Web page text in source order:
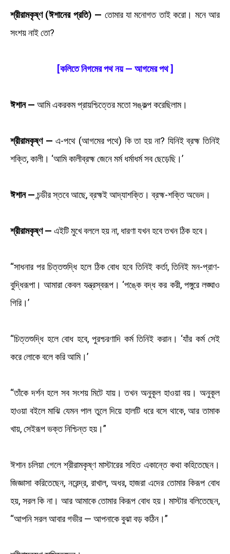
শ্রীরামকৃষ্ণ (ঈশানের প্রতি) — তোমার যা মনোগত তাই করো। মনে আর
সংশয় নাই তো?
[কলিতে নিগমের পথ নয় — আগমের পথ ]
ঈশান — আমি একরকম প্রায়শ্চিত্তের মতো সঙ্কল্প করেছিলাম।
শ্রীরামকৃষ্ণ —এ-পথে (আগমের পথে) কি তা হয় না? যিনিই ব্রহ্ম তিনিই
শক্তি, কালী। ‘আমি কালীব্রহ্ম জেনে মর্ম ধর্মাধর্ম সব ছেড়েছি।’
ঈশান — চন্ডীর স্তবে আছে, ব্রহ্মই আদ্যাশক্তি। ব্রহ্ম-শক্তি অভেদ।
শ্রীরামকৃষ্ণ — এইটি মুখে বললে হয় না, ধারণা যখন হবে তখন ঠিক হবে।
“সাধনার পর চিত্তশুদ্ধি হলে ঠিক বোধ হবে তিনিই কর্তা, তিনিই মন-প্রাণ-
বুদ্ধিরূপা। আমারা কেবল যন্ত্রস্বরূপ। ‘পঙ্কে বদ্ধ কর করী, পঙ্গুরে লঙ্ঘাও
গিরি।’
“চিত্তশুদ্ধি হলে বোধ হবে, পুরশ্চরণাদি কর্ম তিনিই করান। ‘যাঁর কর্ম সেই
করে লোকে বলে করি আমি।’
“তাঁকে দর্শন হলে সব সংশয় মিটে যায়। তখন অনুকূল হাওয়া বয়। অনুকূল
হাওয়া বইলে মাঝি যেমন পাল তুলে দিয়ে হালটি ধরে বসে থাকে, আর তামাক
খায়, সেইরূপ ভক্ত নিশ্চিন্ত হয়।”
ঈশান চলিয়া গেলে শ্রীরামকৃষ্ণ মাস্টারের সহিত একান্তে কথা কহিতেছেন।
জিজ্ঞাসা করিতেছেন, নরেন্দ্র, রাখাল, অধর, হাজরা এদের তোমার কিরূপ বোধ
হয়, সরল কি না। আর আমাকে তোমার কিরূপ বোধ হয়। মাস্টার বলিতেছেন,
“আপনি সরল আবার গভীর — আপনাকে বুঝা বড় কঠিন।”